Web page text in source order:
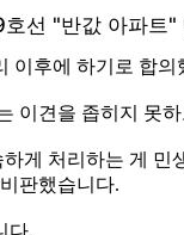
후에 하기로 합
이견을 좁히지 못
게 처리하는 게
판했습니다.
다.